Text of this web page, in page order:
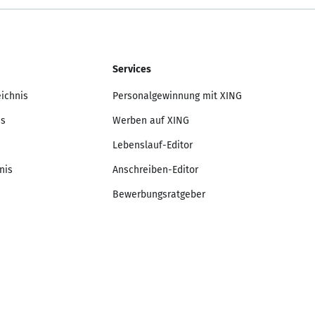
Services
Personalgewinnung mit XING
Werben auf XING
Lebenslauf-Editor
Anschreiben-Editor
Bewerbungsratgeber